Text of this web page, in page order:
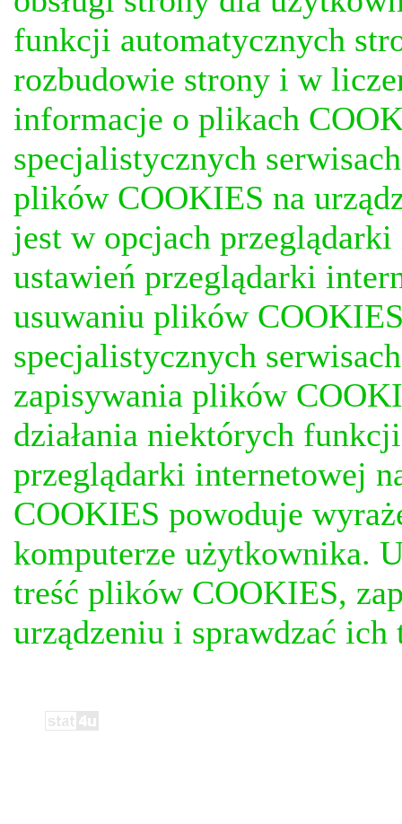
funkcji automatycznych
rozbudowie strony i w
informacje o plikach
specjalistycznych
plików COOKIES na
jest w opcjach
ustawień przeglądarki
usuwaniu plików
specjalistycznych
zapisywania plików
działania niektórych
przeglądarki internetowej
COOKIES powoduje
komputerze użytkownika.
treść plików COOKIES,
urządzeniu i sprawdzać ich